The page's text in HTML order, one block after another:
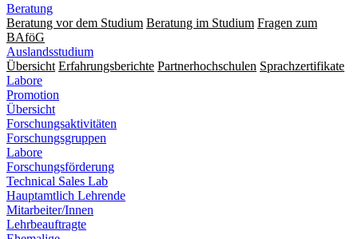
Beratung
Beratung vor dem Studium Beratung im Studium Fragen zum
BAföG
Auslandsstudium
Übersicht Erfahrungsberichte Partnerhochschulen Sprachzertifikate
Labore
Promotion
Übersicht
Forschungsaktivitäten
Forschungsgruppen
Labore
Forschungsförderung
Technical Sales Lab
Hauptamtlich Lehrende
Mitarbeiter/Innen
Lehrbeauftragte